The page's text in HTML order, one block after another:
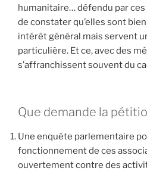
humanitaire… défendu par
de constater qu’elles sont
intérêt général mais servent
particulière. Et ce, avec des
s’affranchissent souvent du
Que demande la
Une enquête parlementaire
fonctionnement de ces
ouvertement contre des